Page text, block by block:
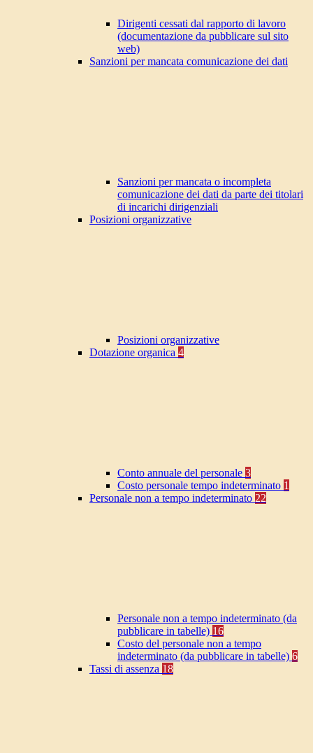
Dirigenti cessati dal rapporto di lavoro
(documentazione da pubblicare sul sito
web)
Sanzioni per mancata comunicazione dei dati
Sanzioni per mancata o incompleta
comunicazione dei dati da parte dei titolari
di incarichi dirigenziali
Posizioni organizzative
Posizioni organizzative
Dotazione organica 4
Conto annuale del personale 3
Costo personale tempo indeterminato 1
Personale non a tempo indeterminato 22
Personale non a tempo indeterminato (da
pubblicare in tabelle) 16
Costo del personale non a tempo
indeterminato (da pubblicare in tabelle) 6
Tassi di assenza 18